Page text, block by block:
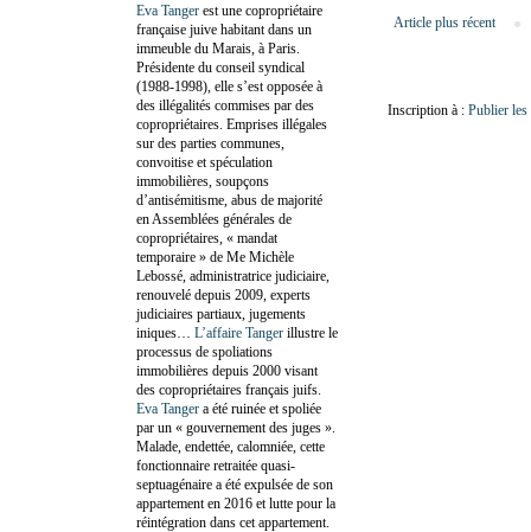
Article plus récent
Inscription à : Publier
Eva Tanger est une copropriétaire
française juive habitant dans un
immeuble du Marais, à Paris.
Présidente du conseil syndical
(1988-1998), elle s’est opposée à
des illégalités commises par des
copropriétaires. Emprises illégales
sur des parties communes,
convoitise et spéculation
immobilières, soupçons
d’antisémitisme, abus de majorité
en Assemblées générales de
copropriétaires, « mandat
temporaire » de Me Michèle
Lebossé, administratrice judiciaire,
renouvelé depuis 2009, experts
judiciaires partiaux, jugements
iniques… L’affaire Tanger illustre le
processus de spoliations
immobilières depuis 2000 visant
des copropriétaires français juifs.
Eva Tanger a été ruinée et spoliée
par un « gouvernement des juges ».
Malade, endettée, calomniée, cette
fonctionnaire retraitée quasi-
septuagénaire a été expulsée de son
appartement en 2016 et lutte pour la
réintégration dans cet appartement.